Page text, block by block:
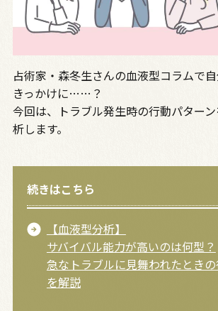
占術家・森冬生さんの血液型コラムで
きっかけに……？
今回は、トラブル発生時の行動パター
析します。
続きはこちら
【血液型分析】
サバイバル能力が高いのは何型？
急なトラブルに見舞われたとき
を解説